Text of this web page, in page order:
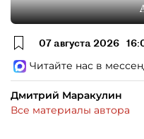
07 августа 2026
Читайте нас в
Дмитрий Маракулин
Все материалы автора